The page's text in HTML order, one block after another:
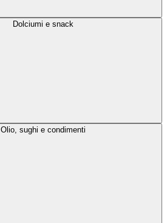
Dolciumi e snack
Olio, sughi e condimenti